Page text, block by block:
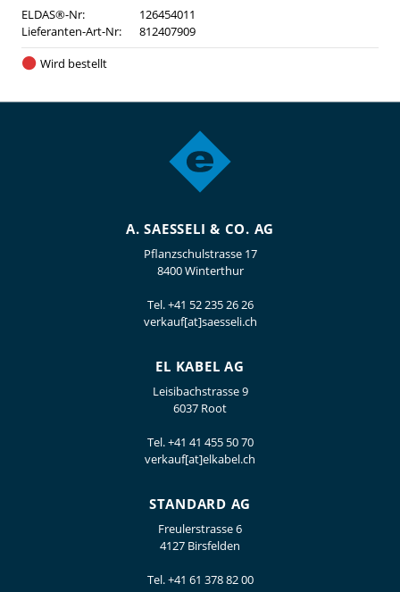
ELDAS®-Nr:
126454011
Lieferanten-Art-Nr:
812407909
Wird bestellt
A. SAESSELI & CO. AG
Pflanzschulstrasse 17
8400 Winterthur
Tel.+41 52 235 26 26
verkauf[at]saesseli.ch
EL KABEL AG
Leisibachstrasse 9
6037 Root
Tel.+41 41 455 50 70
verkauf[at]elkabel.ch
STANDARD AG
Freulerstrasse 6
4127 Birsfelden
Tel.+41 61 378 82 00